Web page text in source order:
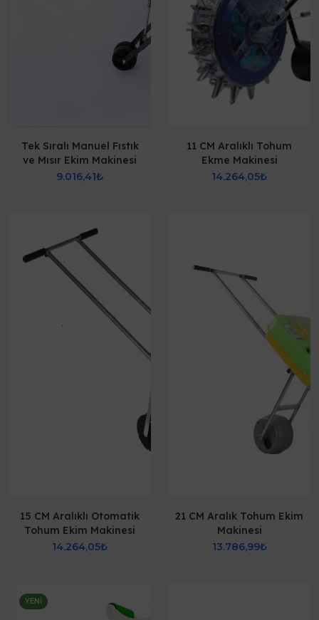
Tek Sıralı Manuel Fıstık
ve Mısır Ekim Makinesi
9.016,41₺
11 CM Aralıklı Tohum
Ekme Makinesi
14.264,05₺
15 CM Aralıklı Otomatik
Tohum Ekim Makinesi
14.264,05₺
21 CM Aralık Tohum Ekim
Makinesi
13.786,99₺
YENI